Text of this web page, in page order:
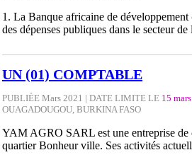
1. La Banque africaine de
des dépenses publiques dans le secteur
UN (01) COMPTABLE
PUBLIÉE Mars 2021 | DATE LIMITE LE 15
OUAGADOUGOU, BURKINA FASO
YAM AGRO SARL est une entreprise de
quartier Bonheur ville. Ses activités